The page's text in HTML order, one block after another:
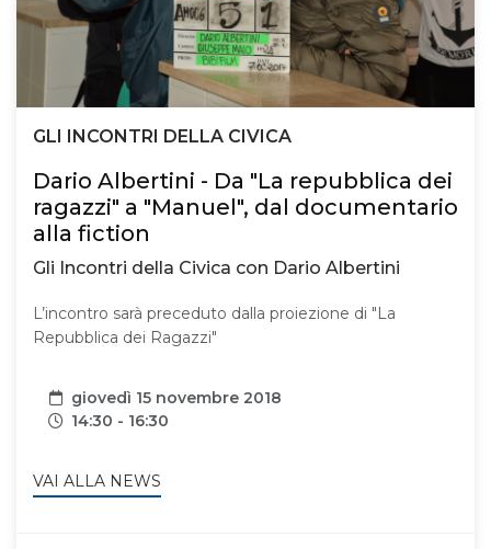
GLI INCONTRI DELLA CIVICA
Dario Albertini - Da "La repubblica dei
ragazzi" a "Manuel", dal documentario
alla fiction
Gli Incontri della Civica con Dario Albertini
L’incontro sarà preceduto dalla proiezione di "La
Repubblica dei Ragazzi"
Data
giovedì 15 novembre 2018
Orari
14:30 - 16:30
VAI ALLA NEWS